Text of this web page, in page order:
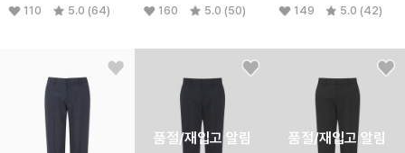
110 5.0 (64) 160 5.0 (50) 149 5.0 (42)
품절/재입고 알림 품절/재입고 알림